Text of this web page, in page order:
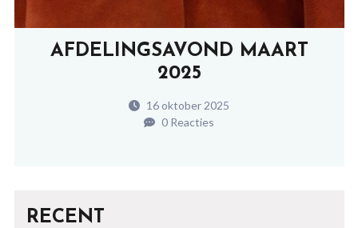
AFDELINGSAVOND MAART
2025
16 oktober 2025
0 Reacties
RECENT